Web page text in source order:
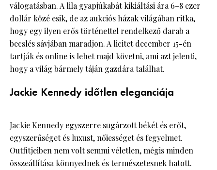
válogatásban. A lila gyapjúkabát kikiáltási ára 6–8 ezer
dollár közé esik, de az aukciós házak világában ritka,
hogy egy ilyen erős történettel rendelkező darab a
becslés sávjában maradjon. A licitet december 15-én
tartják és online is lehet majd követni, ami azt jelenti,
hogy a világ bármely táján gazdára találhat.
Jackie Kennedy időtlen eleganciája
Jackie Kennedy egyszerre sugárzott békét és erőt,
egyszerűséget és luxust, nőiességet és fegyelmet.
Outfitjeiben nem volt semmi véletlen, mégis minden
összeállítása könnyednek és természetesnek hatott.